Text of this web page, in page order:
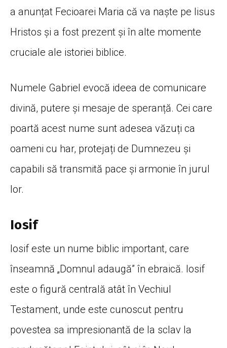
a anunțat Fecioarei Maria că va naște pe Iisus
Hristos și a fost prezent și în alte momente
cruciale ale istoriei biblice.
Numele Gabriel evocă ideea de comunicare
divină, putere și mesaje de speranță. Cei care
poartă acest nume sunt adesea văzuți ca
oameni cu har, protejați de Dumnezeu și
capabili să transmită pace și armonie în jurul
lor.
Iosif
Iosif este un nume biblic important, care
înseamnă „Domnul adaugă” în ebraică. Iosif
este o figură centrală atât în Vechiul
Testament, unde este cunoscut pentru
povestea sa impresionantă de la sclav la